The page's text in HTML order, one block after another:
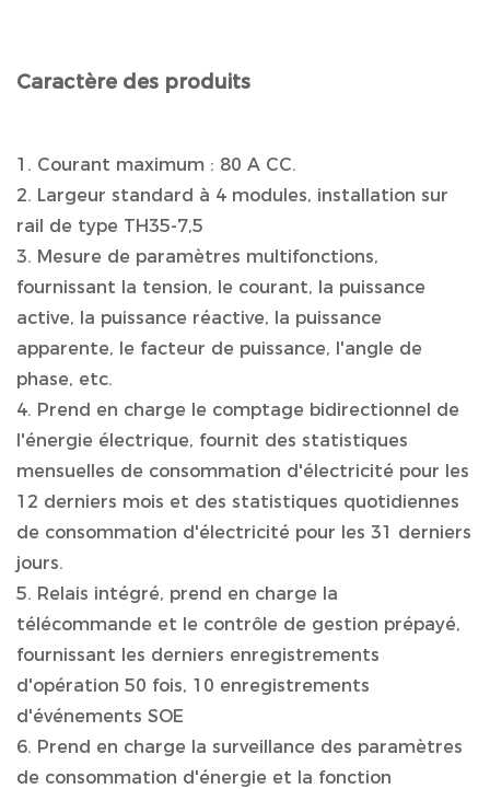
Caractère des produits
1. Courant maximum : 80 A CC.
2. Largeur standard à 4 modules, installation sur
rail de type TH35-7,5
3. Mesure de paramètres multifonctions,
fournissant la tension, le courant, la puissance
active, la puissance réactive, la puissance
apparente, le facteur de puissance, l'angle de
phase, etc.
4. Prend en charge le comptage bidirectionnel de
l'énergie électrique, fournit des statistiques
mensuelles de consommation d'électricité pour les
12 derniers mois et des statistiques quotidiennes
de consommation d'électricité pour les 31 derniers
jours.
5. Relais intégré, prend en charge la
télécommande et le contrôle de gestion prépayé,
fournissant les derniers enregistrements
d'opération 50 fois, 10 enregistrements
d'événements SOE
6. Prend en charge la surveillance des paramètres
de consommation d'énergie et la fonction